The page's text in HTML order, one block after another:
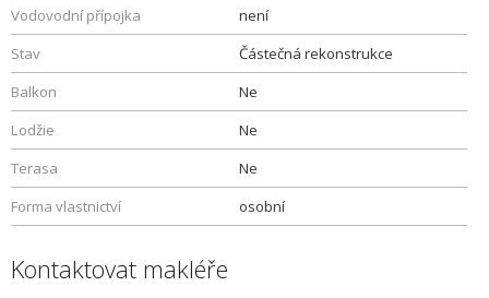
Vodovodní přípojka
není
Stav
Částečná rekonstrukce
Balkon
Ne
Lodžie
Ne
Terasa
Ne
Forma vlastnictví
osobní
Kontaktovat makléře